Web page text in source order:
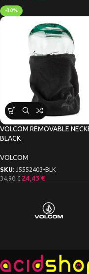
-30%
VOLCOM REMOVABLE
BLACK
VOLCOM
SKU: J5552403-BLK
34,90€ 24,43 €